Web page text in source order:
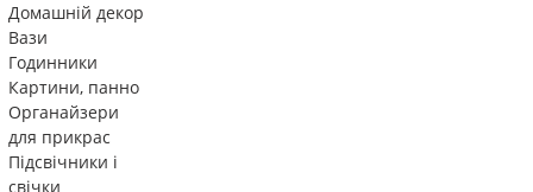
Домашній декор
Вази
Годинники
Картини, панно
Органайзери
для прикрас
Підсвічники і
свічки